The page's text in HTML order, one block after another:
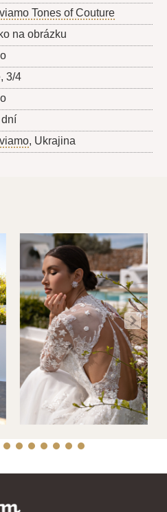
Tones of Couture
na obrázku
3/4
, Ukrajina